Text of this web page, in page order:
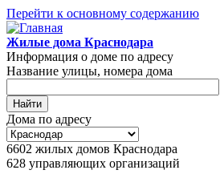
Перейти к основному содержанию
Жилые дома Краснодара
Информация о доме по адресу
Название улицы, номера дома
Дома по адресу
6602 жилых домов Краснодара
628 управляющих организаций